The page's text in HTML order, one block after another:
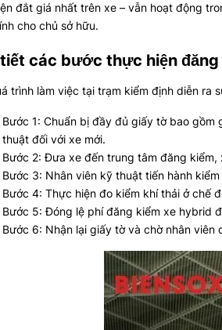
đắt giá nhất trên xe – vẫn hoạt động
cho chủ sở hữu.
các bước thực hiện
trình làm việc tại trạm kiểm định diễn ra
Bước 1: Chuẩn bị đầy đủ giấy tờ bao
thuật đối với xe mới.
Bước 2: Đưa xe đến trung tâm đăng
Bước 3: Nhân viên kỹ thuật tiến hành
Bước 4: Thực hiện đo kiểm khí thải ở chế
Bước 5: Đóng lệ phí đăng kiểm xe hybrid
Bước 6: Nhận lại giấy tờ và chờ nhân